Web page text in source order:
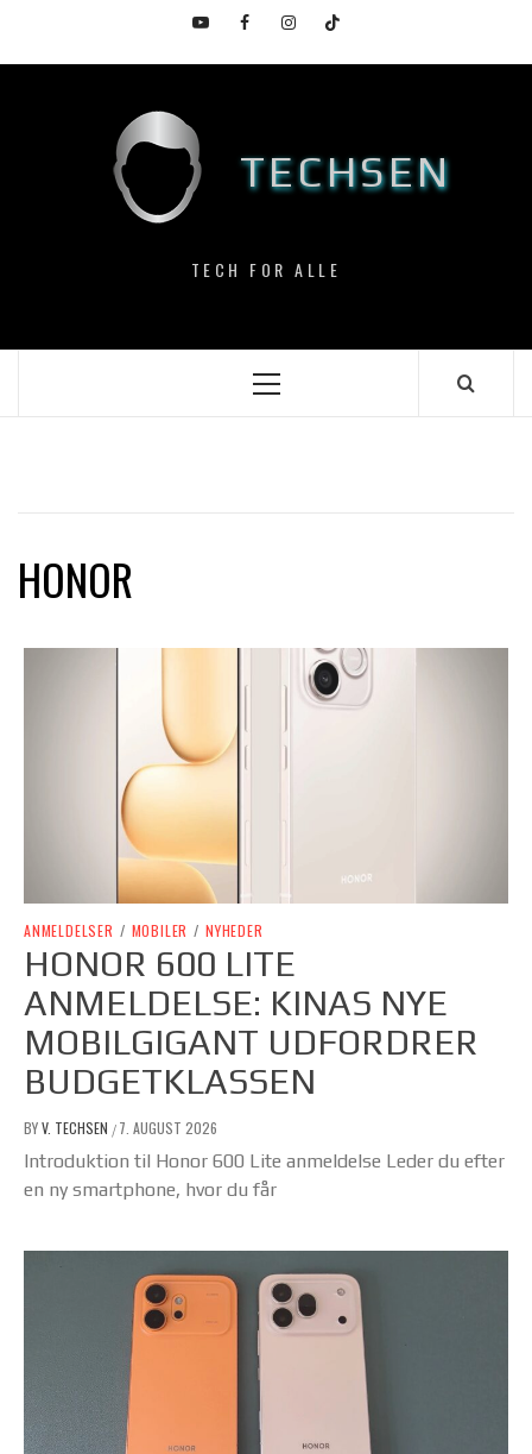
content
YouTubeFacebookInstagramTikTok
TECHSEN
TECH FOR ALLE
Primary
HONOR
ANMELDELSER / MOBILER / NYHEDER
HONOR 600 LITE
ANMELDELSE: KINAS NYE
MOBILGIGANT UDFORDRER
BUDGETKLASSEN
BYV. TECHSEN / 7. AUGUST 2026
Introduktion til Honor 600 Lite anmeldelse Leder du efter
en ny smartphone, hvor du får